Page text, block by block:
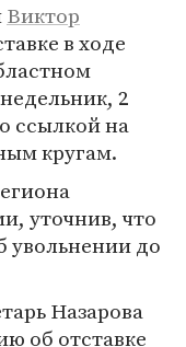
Виктор
в ходе
2
ссылкой на
кругам.
уточнив, что
увольнении до
Назарова
об отставке